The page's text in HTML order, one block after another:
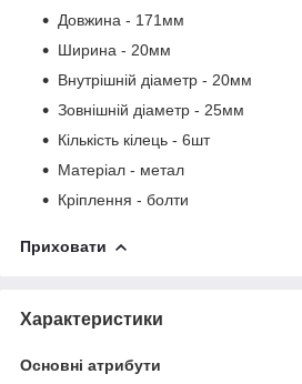
Довжина - 171мм
Ширина - 20мм
Внутрішній діаметр - 20мм
Зовнішній діаметр - 25мм
Кількість кілець - 6шт
Матеріал - метал
Кріплення - болти
Приховати
Характеристики
Основні атрибути